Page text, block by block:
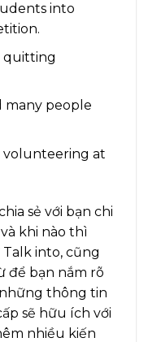
into
quitting
many people
volunteering at
sẻ với bạn chi
và khi nào thì
into, cũng
để bạn nắm rõ
những thông tin
sẽ hữu ích với
nhiều kiến